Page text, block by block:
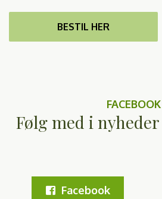
BESTIL HER
FACEBOOK
Følg med i
Facebook